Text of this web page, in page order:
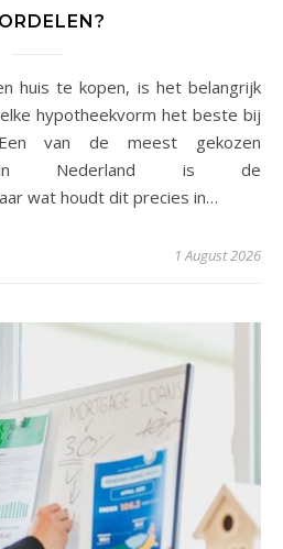
hypotheekvorm het beste bij
van de meest gekozen
in Nederland is de
wat houdt dit precies in…
1 August 2026